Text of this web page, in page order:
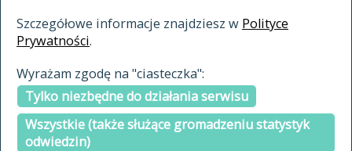
Szczegółowe informacje znajdziesz w Polityce
Prywatności.
Wyrażam zgodę na "ciasteczka":
Tylko niezbędne do działania serwisu
Wszystkie (także służące gromadzeniu statystyk
odwiedzin)
indeksie
a fronte
a tergo